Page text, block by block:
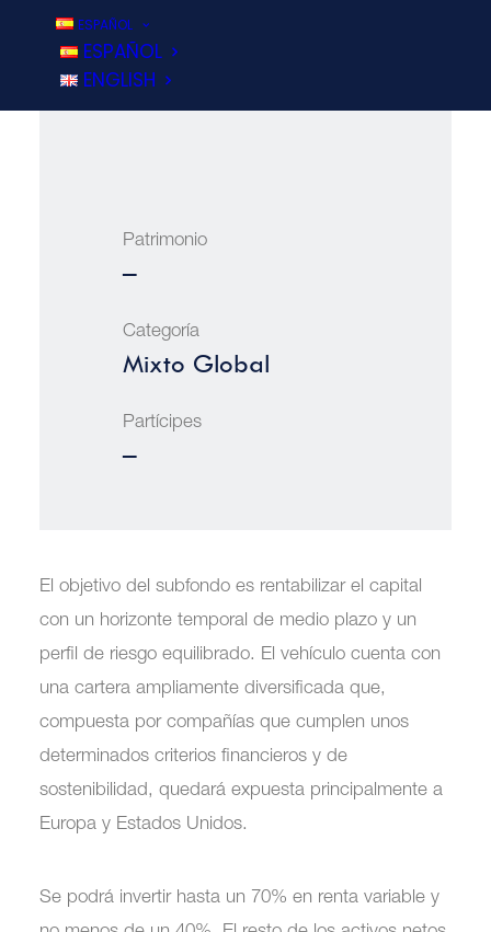
ESPAÑOL
ESPAÑOL
ENGLISH
Rent. año en curso
4.83%
Patrimonio
71.991.831€
Categoría
Mixto Global
Partícipes
No traspasable
El objetivo del subfondo es rentabilizar el capital
con un horizonte temporal de medio plazo y un
perfil de riesgo equilibrado. El vehículo cuenta con
una cartera ampliamente diversificada que,
compuesta por compañías que cumplen unos
determinados criterios financieros y de
sostenibilidad, quedará expuesta principalmente a
Europa y Estados Unidos.
Se podrá invertir hasta un 70% en renta variable y